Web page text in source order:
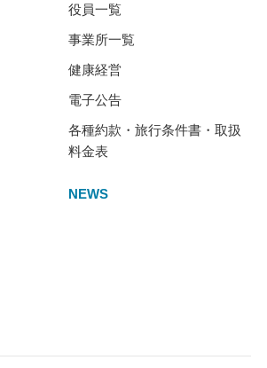
役員一覧
事業所一覧
健康経営
電子公告
各種約款・旅行条件書・取扱
料金表
NEWS